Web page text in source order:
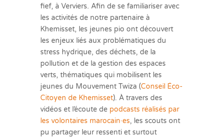
fief, à Verviers. Afin de se familiariser avec
les activités de notre partenaire à
Khemisset, les jeunes pio ont découvert
les enjeux liés aux problématiques du
stress hydrique, des déchets, de la
pollution et de la gestion des espaces
verts, thématiques qui mobilisent les
jeunes du Mouvement Twiza (Conseil Éco-
Citoyen de Khemisset). À travers des
vidéos et l’écoute de podcasts réalisés par
les volontaires marocain·es, les scouts ont
pu partager leur ressenti et surtout